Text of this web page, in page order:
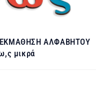
ΑΛΦΑΒΗΤΟΥ
μικρά